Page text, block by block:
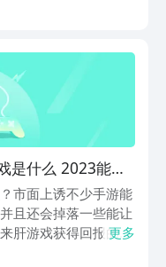
是什么 2023能够
享
市面上诱不少手游能
且还会掉落一些能让
肝游戏获得回报的快
法所具有的乐趣，小
更多